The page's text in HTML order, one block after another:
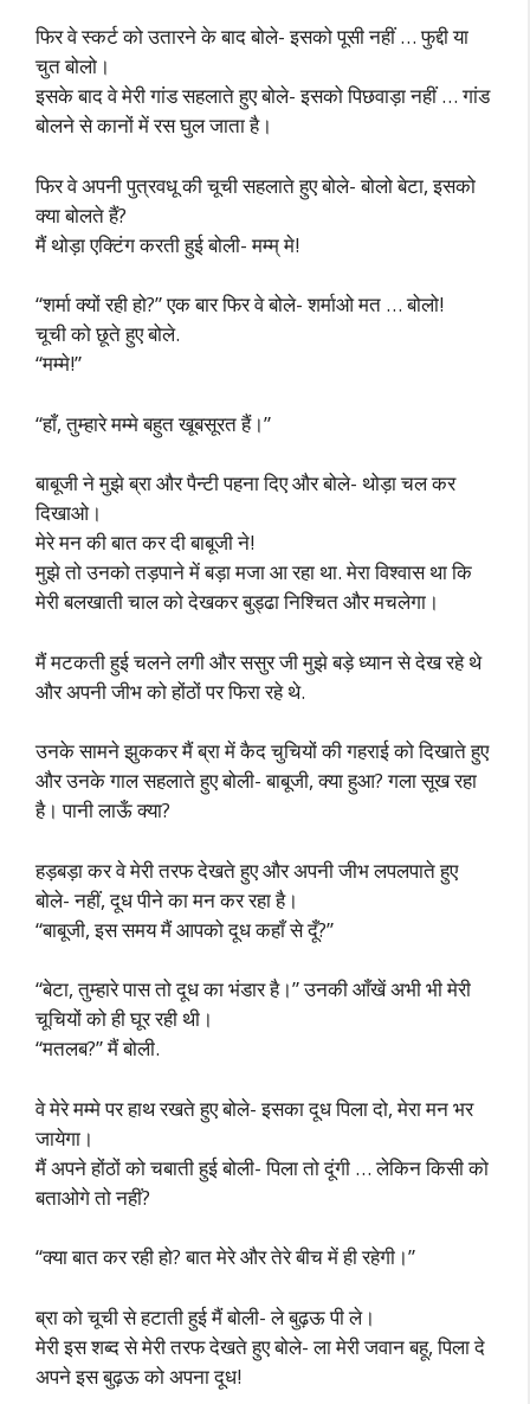
फिर वे स्कर्ट को उतारने के बाद बोले- इसको पूसी नहीं … फुद्दी या
चुत बोलो।
इसके बाद वे मेरी गांड सहलाते हुए बोले- इसको पिछवाड़ा नहीं … गांड
बोलने से कानों में रस घुल जाता है।
फिर वे अपनी पुत्रवधू की चूची सहलाते हुए बोले- बोलो बेटा, इसको
क्या बोलते हैं?
मैं थोड़ा एक्टिंग करती हुई बोली- मम्म् मे!
“शर्मा क्यों रही हो?” एक बार फिर वे बोले- शर्माओ मत … बोलो!
चूची को छूते हुए बोले.
“मम्मे!”
“हाँ, तुम्हारे मम्मे बहुत खूबसूरत हैं।”
बाबूजी ने मुझे ब्रा और पैन्टी पहना दिए और बोले- थोड़ा चल कर
दिखाओ।
मेरे मन की बात कर दी बाबूजी ने!
मुझे तो उनको तड़पाने में बड़ा मजा आ रहा था. मेरा विश्वास था कि
मेरी बलखाती चाल को देखकर बुड्ढा निश्चित और मचलेगा।
मैं मटकती हुई चलने लगी और ससुर जी मुझे बड़े ध्यान से देख रहे थे
और अपनी जीभ को होंठों पर फिरा रहे थे.
उनके सामने झुककर मैं ब्रा में कैद चुचियों की गहराई को दिखाते हुए
और उनके गाल सहलाते हुए बोली- बाबूजी, क्या हुआ? गला सूख रहा
है। पानी लाऊँ क्या?
हड़बड़ा कर वे मेरी तरफ देखते हुए और अपनी जीभ लपलपाते हुए
बोले- नहीं, दूध पीने का मन कर रहा है।
“बाबूजी, इस समय मैं आपको दूध कहाँ से दूँ?”
“बेटा, तुम्हारे पास तो दूध का भंडार है।” उनकी आँखें अभी भी मेरी
चूचियों को ही घूर रही थी।
“मतलब?” मैं बोली.
वे मेरे मम्मे पर हाथ रखते हुए बोले- इसका दूध पिला दो, मेरा मन भर
जायेगा।
मैं अपने होंठों को चबाती हुई बोली- पिला तो दूंगी … लेकिन किसी को
बताओगे तो नहीं?
“क्या बात कर रही हो? बात मेरे और तेरे बीच में ही रहेगी।”
ब्रा को चूची से हटाती हुई मैं बोली- ले बुढ़ऊ पी ले।
मेरी इस शब्द से मेरी तरफ देखते हुए बोले- ला मेरी जवान बहू, पिला दे
अपने इस बुढ़ऊ को अपना दूध!